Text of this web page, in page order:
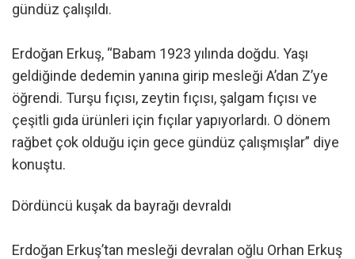
gündüz çalışıldı.
Erdoğan Erkuş, “Babam 1923 yılında doğdu. Yaşı
geldiğinde dedemin yanına girip mesleği A’dan Z’ye
öğrendi. Turşu fıçısı, zeytin fıçısı, şalgam fıçısı ve
çeşitli gıda ürünleri için fıçılar yapıyorlardı. O dönem
rağbet çok olduğu için gece gündüz çalışmışlar” diye
konuştu.
Dördüncü kuşak da bayrağı devraldı
Erdoğan Erkuş’tan mesleği devralan oğlu Orhan Erkuş